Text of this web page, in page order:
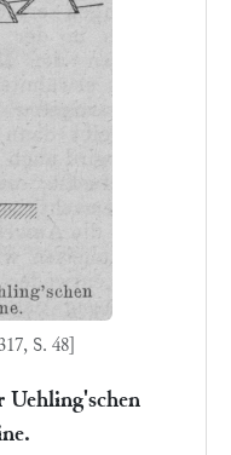
S. 48]
Uehling'schen